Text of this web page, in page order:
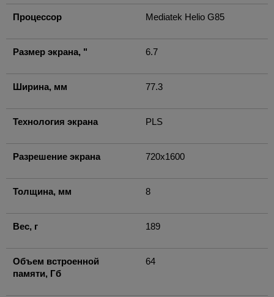
Процессор Mediatek Helio G85
Размер экрана, " 6.7
Ширина, мм 77.3
Технология экрана PLS
Разрешение экрана 720x1600
Толщина, мм 8
Вес, г 189
Объем встроенной
памяти, Гб
64